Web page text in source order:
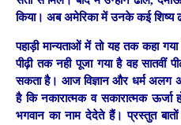
किया। अब अमेरिका में उनके कई शिष्य
पहाड़ी मान्यताओं में तो यह तक कहा
पीढ़ी तक नही पूजा गया है वह सातवीं
सकता है। आज विज्ञान और धर्म अलग
है कि नकारात्मक व सकारात्मक
भगवान का नाम देदेते हैं। प्रस्तुत बातों